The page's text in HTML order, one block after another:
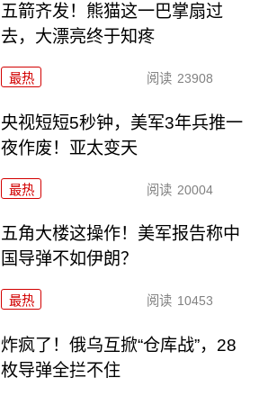
五箭齐发！熊猫这一巴掌扇过
去，大漂亮终于知疼
最热 阅读 23908
央视短短5秒钟，美军3年兵推一
夜作废！亚太变天
最热 阅读 20004
五角大楼这操作！美军报告称中
国导弹不如伊朗？
最热 阅读 10453
炸疯了！俄乌互掀“仓库战”，28
枚导弹全拦不住